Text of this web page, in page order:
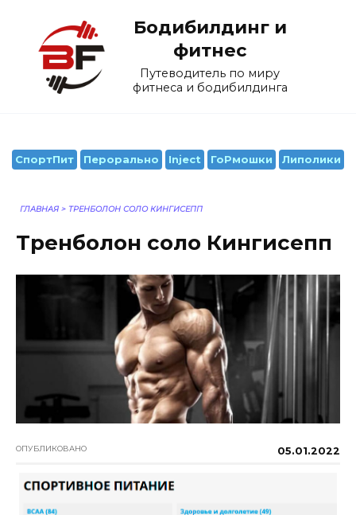
содержанию
Бодибилдинг и
фитнес
Путеводитель по миру
фитнеса и бодибилдинга
СпортПит Перорально Inject ГоРмошки Липолики
ГЛАВНАЯ > ТРЕНБОЛОН СОЛО КИНГИСЕПП
Тренболон соло Кингисепп
ОПУБЛИКОВАНО 05.01.2022